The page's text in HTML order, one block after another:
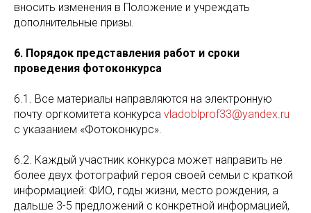
вносить изменения в Положение и учреждать
дополнительные призы.
6. Порядок представления работ и сроки
проведения фотоконкурса
6.1. Все материалы направляются на электронную
почту оргкомитета конкурса vladoblprof33@yandex.ru
с указанием «Фотоконкурс».
6.2. Каждый участник конкурса может направить не
более двух фотографий героя своей семьи с краткой
информацией: ФИО, годы жизни, место рождения, а
дальше 3-5 предложений с конкретной информацией,